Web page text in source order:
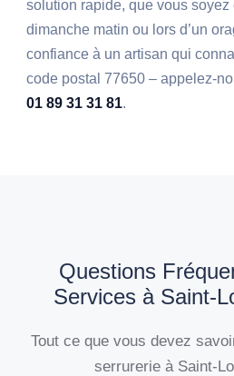
solution rapide, que vous soyez
dimanche matin ou lors d’un
confiance à un artisan qui
code postal 77650 – appelez-
01 89 31 31 81.
Questions
Services à Saint-
Tout ce que vous devez
serrurerie à Saint-